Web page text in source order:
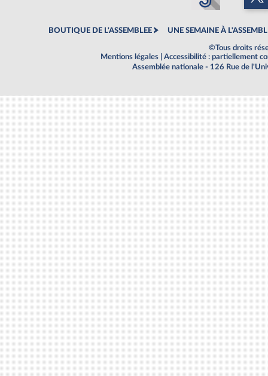
BOUTIQUE DE L'ASSEMBLEE UNE SEMAINE À
©Tous droits
Mentions légales
Accessibilité : partiellement
Assemblée nationale - 126 Rue de